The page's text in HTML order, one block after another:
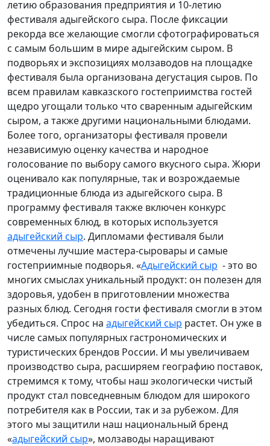
летию образования предприятия и 10-летию
фестиваля адыгейского сыра. После фиксации
рекорда все желающие смогли сфотографироваться
с самым большим в мире адыгейским сыром. В
подворьях и экспозициях молзаводов на площадке
фестиваля была организована дегустация сыров. По
всем правилам кавказского гостеприимства гостей
щедро угощали только что сваренным адыгейским
сыром, а также другими национальными блюдами.
Более того, организаторы фестиваля провели
независимую оценку качества и народное
голосование по выбору самого вкусного сыра. Жюри
оценивало как популярные, так и возрождаемые
традиционные блюда из адыгейского сыра. В
программу фестиваля также включен конкурс
современных блюд, в которых используется
адыгейский сыр. Дипломами фестиваля были
отмечены лучшие мастера-сыровары и самые
гостеприимные подворья. «Адыгейский сыр - это во
многих смыслах уникальный продукт: он полезен для
здоровья, удобен в приготовлении множества
разных блюд. Сегодня гости фестиваля смогли в этом
убедиться. Спрос на адыгейский сыр растет. Он уже в
числе самых популярных гастрономических и
туристических брендов России. И мы увеличиваем
производство сыра, расширяем географию поставок,
стремимся к тому, чтобы наш экологически чистый
продукт стал повседневным блюдом для широкого
потребителя как в России, так и за рубежом. Для
этого мы защитили наш национальный бренд
«адыгейский сыр», молзаводы наращивают